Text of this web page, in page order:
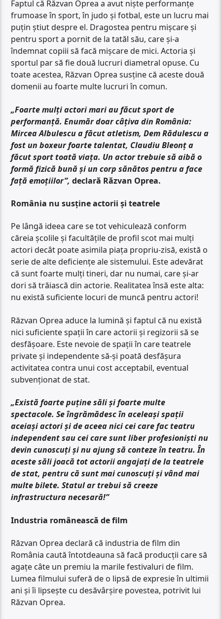
Faptul că Răzvan Oprea a avut niște performanțe
frumoase în sport, în judo și fotbal, este un lucru mai
puțin știut despre el. Dragostea pentru mișcare și
pentru sport a pornit de la tatăl său, care și-a
îndemnat copiii să facă mișcare de mici. Actoria și
sportul par să fie două lucruri diametral opuse. Cu
toate acestea, Răzvan Oprea susține că aceste două
domenii au foarte multe lucruri în comun.
„Foarte mulți actori mari au făcut sport de
performanță. Enumăr doar câțiva din România:
Mircea Albulescu a făcut atletism, Dem Rădulescu a
fost un boxeur foarte talentat, Claudiu Bleonț a
făcut sport toată viața. Un actor trebuie să aibă o
formă fizică bună și un corp sănătos pentru a face
față emoțiilor”, declară Răzvan Oprea.
România nu susține actorii și teatrele
Pe lângă ideea care se tot vehiculează conform
căreia școlile și facultățile de profil scot mai mulți
actori decât poate asimila piața propriu-zisă, există o
serie de alte deficiențe ale sistemului. Este adevărat
că sunt foarte mulți tineri, dar nu numai, care și-ar
dori să trăiască din actorie. Realitatea însă este alta:
nu există suficiente locuri de muncă pentru actori!
Răzvan Oprea aduce la lumină și faptul că nu există
nici suficiente spații în care actorii și regizorii să se
desfășoare. Este nevoie de spații în care teatrele
private și independente să-și poată desfășura
activitatea contra unui cost acceptabil, eventual
subvenționat de stat.
„Există foarte puține săli și foarte multe
spectacole. Se îngrămădesc în aceleași spații
aceiași actori și de aceea nici cei care fac teatru
independent sau cei care sunt liber profesioniști nu
devin cunoscuți și nu ajung să conteze în teatru. În
aceste săli joacă tot actorii angajați de la teatrele
de stat, pentru că sunt mai cunoscuți și vând mai
multe bilete. Statul ar trebui să creeze
infrastructura necesară!”
Industria românească de film
Răzvan Oprea declară că industria de film din
România caută întotdeauna să facă producții care să
agațe câte un premiu la marile festivaluri de film.
Lumea filmului suferă de o lipsă de expresie în ultimii
ani și îi lipsește cu desăvârșire povestea, potrivit lui
Răzvan Oprea.